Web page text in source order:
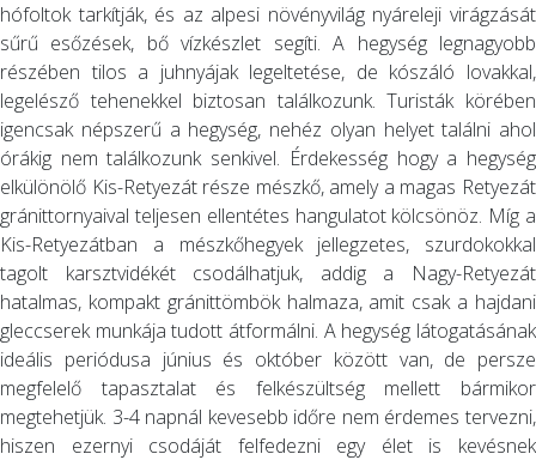
hófoltok tarkítják, és az alpesi növényvilág nyáreleji virágzását
sűrű esőzések, bő vízkészlet segíti. A hegység legnagyobb
részében tilos a juhnyájak legeltetése, de kószáló lovakkal,
legelésző tehenekkel biztosan találkozunk. Turisták körében
igencsak népszerű a hegység, nehéz olyan helyet találni ahol
órákig nem találkozunk senkivel. Érdekesség hogy a hegység
elkülönölő Kis-Retyezát része mészkő, amely a magas Retyezát
gránittornyaival teljesen ellentétes hangulatot kölcsönöz. Míg a
Kis-Retyezátban a mészkőhegyek jellegzetes, szurdokokkal
tagolt karsztvidékét csodálhatjuk, addig a Nagy-Retyezát
hatalmas, kompakt gránittömbök halmaza, amit csak a hajdani
gleccserek munkája tudott átformálni. A hegység látogatásának
ideális periódusa június és október között van, de persze
megfelelő tapasztalat és felkészültség mellett bármikor
megtehetjük. 3-4 napnál kevesebb időre nem érdemes tervezni,
hiszen ezernyi csodáját felfedezni egy élet is kevésnek